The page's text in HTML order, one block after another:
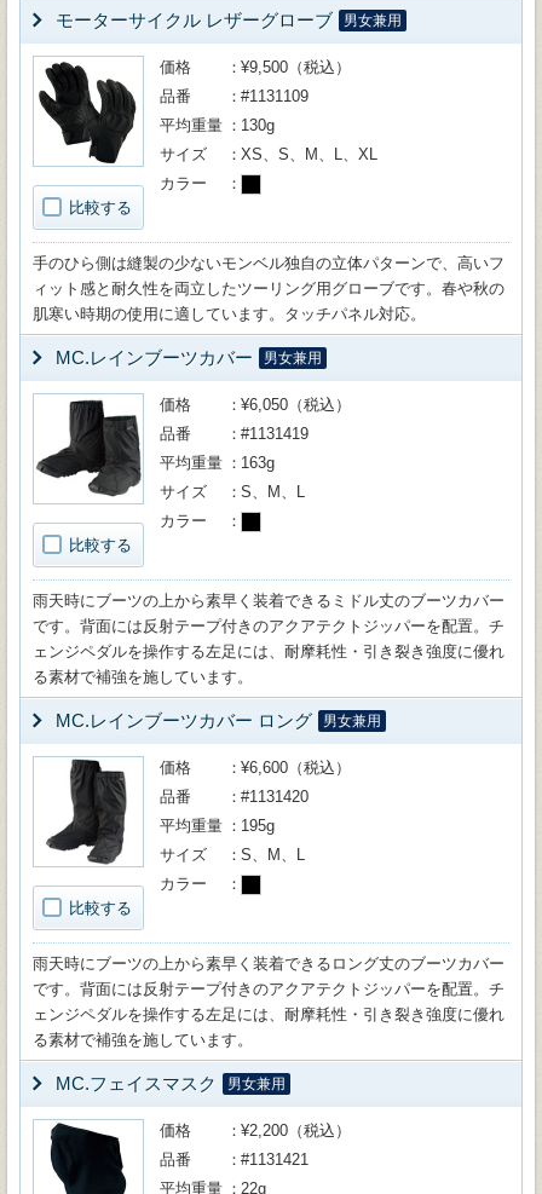
モーターサイクル レザーグローブ 男女兼用
比較する
価格
¥9,500（税込）
品番
#1131109
平均重量
130g
サイズ
XS、S、M、L、XL
カラー
手のひら側は縫製の少ないモンベル独自の立体パターンで、高いフ
ィット感と耐久性を両立したツーリング用グローブです。春や秋の
肌寒い時期の使用に適しています。タッチパネル対応。
MC.レインブーツカバー 男女兼用
比較する
価格
¥6,050（税込）
品番
#1131419
平均重量
163g
サイズ
S、M、L
カラー
雨天時にブーツの上から素早く装着できるミドル丈のブーツカバー
です。背面には反射テープ付きのアクアテクトジッパーを配置。チ
ェンジペダルを操作する左足には、耐摩耗性・引き裂き強度に優れ
る素材で補強を施しています。
MC.レインブーツカバー ロング 男女兼用
比較する
価格
¥6,600（税込）
品番
#1131420
平均重量
195g
サイズ
S、M、L
カラー
雨天時にブーツの上から素早く装着できるロング丈のブーツカバー
です。背面には反射テープ付きのアクアテクトジッパーを配置。チ
ェンジペダルを操作する左足には、耐摩耗性・引き裂き強度に優れ
る素材で補強を施しています。
MC.フェイスマスク 男女兼用
価格
¥2,200（税込）
品番
#1131421
平均重量
22g